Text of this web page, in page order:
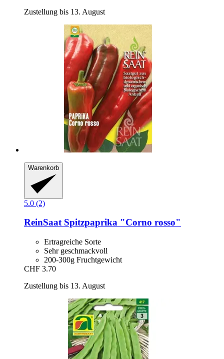
Zustellung bis 13. August
Warenkorb
5.0 (2)
ReinSaatSpitzpaprika "Corno rosso"
Ertragreiche Sorte
Sehr geschmackvoll
200-300g Fruchtgewicht
CHF 3.70
Zustellung bis 13. August